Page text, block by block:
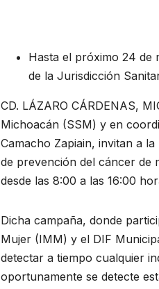
Hasta el próximo 24 de
de la Jurisdicción
CD. LÁZARO CÁRDENAS,
Michoacán (SSM) y en
Camacho Zapiain, invitan a
de prevención del cáncer de
desde las 8:00 a las 16:00
Dicha campaña, donde
Mujer (IMM) y el DIF
detectar a tiempo cualquier
oportunamente se detecte